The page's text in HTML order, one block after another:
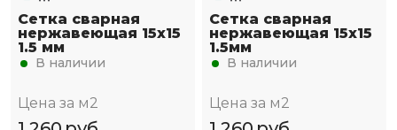
Сетка сварная
нержавеющая 15х15
1.5 мм
В наличии
Цена за м2
Сетка сварная
нержавеющая 15х15
1.5мм
В наличии
Цена за м2